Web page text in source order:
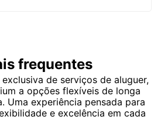
frequentes
de serviços de aluguer,
a opções flexíveis de longa
Uma experiência pensada para
e excelência em cada